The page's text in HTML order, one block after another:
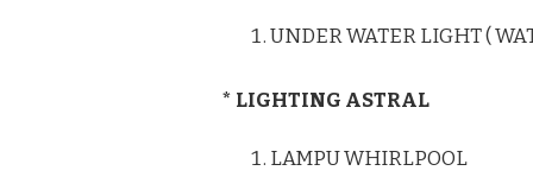
UNDER WATER LIGHT (
* LIGHTING ASTRAL
LAMPU WHIRLPOOL